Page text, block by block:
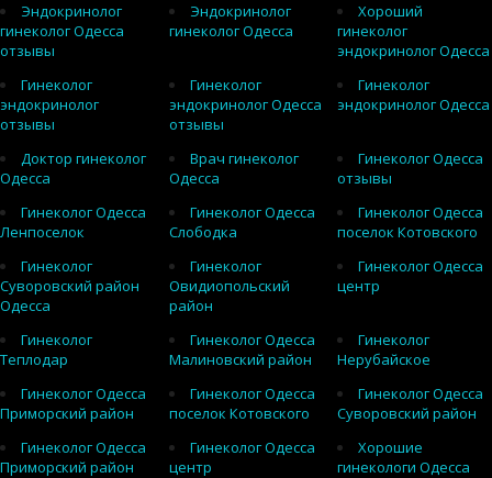
Эндокринолог
гинеколог Одесса
отзывы
Эндокринолог
гинеколог Одесса
Хороший
гинеколог
эндокринолог Одесса
Гинеколог
эндокринолог
отзывы
Гинеколог
эндокринолог Одесса
отзывы
Гинеколог
эндокринолог Одесса
Доктор гинеколог
Одесса
Врач гинеколог
Одесса
Гинеколог Одесса
отзывы
Гинеколог Одесса
Ленпоселок
Гинеколог Одесса
Слободка
Гинеколог Одесса
поселок Котовского
Гинеколог
Суворовский район
Одесса
Гинеколог
Овидиопольский
район
Гинеколог Одесса
центр
Гинеколог
Теплодар
Гинеколог Одесса
Малиновский район
Гинеколог
Нерубайское
Гинеколог Одесса
Приморский район
Гинеколог Одесса
поселок Котовского
Гинеколог Одесса
Суворовский район
Гинеколог Одесса
Приморский район
Гинеколог Одесса
центр
Хорошие
гинекологи Одесса